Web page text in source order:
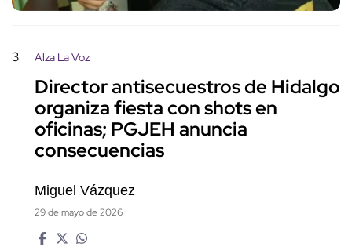
3 Alza La Voz
Director antisecuestros de Hidalgo
organiza fiesta con shots en
oficinas; PGJEH anuncia
consecuencias
Miguel Vázquez
29 de mayo de 2026